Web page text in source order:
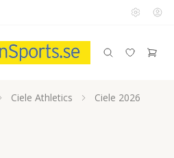
Ciele Athletics Ciele 2026